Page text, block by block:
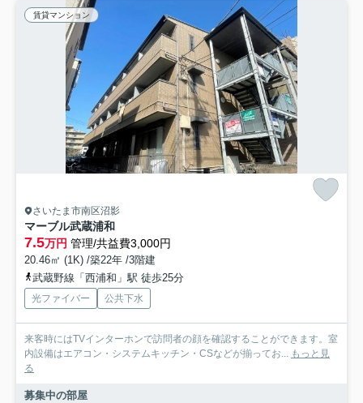
賃貸マンション
さいたま市南区沼影
マーブル武蔵浦和
7.5万円 管理/共益費3,000円
20.46㎡ (1K) /築22年 /3階建
武蔵野線「西浦和」駅 徒歩25分
光ファイバー 公共下水
来客時にはTVインターホンで訪問者の顔を確認することができます。室
内設備はエアコン・システムキッチン・CSなどが揃ってお... もっと見
る
募集中の部屋